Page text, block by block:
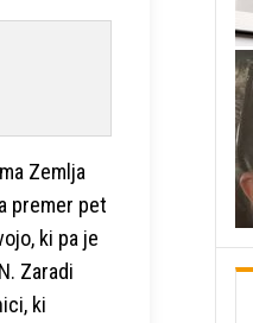
Zemlja
premer pet
ki pa je
Zaradi
ki